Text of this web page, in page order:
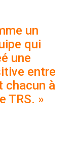
un
qui
une
entre
chacun à
TRS. »